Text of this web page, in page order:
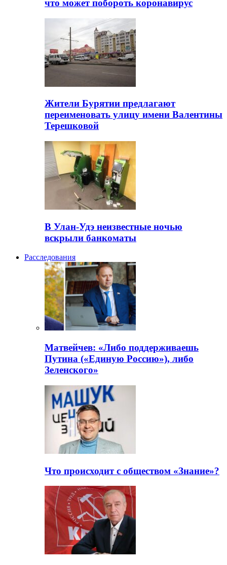
что может побороть коронавирус
Жители Бурятии предлагают
переименовать улицу имени Валентины
Терешковой
В Улан-Удэ неизвестные ночью
вскрыли банкоматы
Расследования
Матвейчев: «Либо поддерживаешь
Путина («Единую Россию»), либо
Зеленского»
Что происходит с обществом «Знание»?